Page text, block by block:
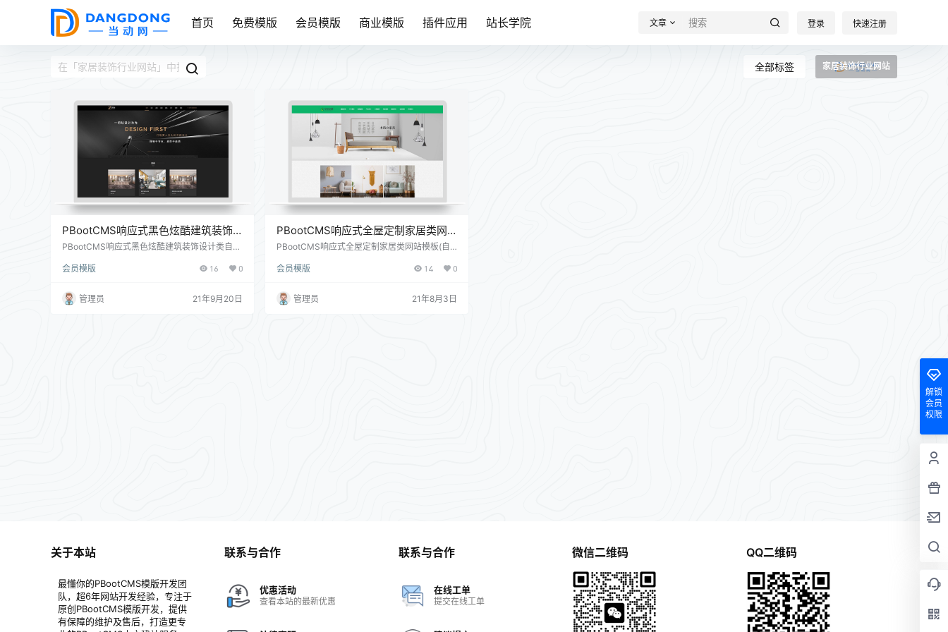
首页 免费模版 会员模版 商业模版 插件应用 站长学院 文章 登录 快速注册
全部标签 家居装饰行业网站
PBootCMS响应式黑色炫酷建筑装饰
设计类自适应模板源码
PBootCMS响应式黑色炫酷建筑装饰设计类自适
码精简无冗余。 SEO框架布局，栏目及文章页均
安装教程、入门教程、安全及备份教程。 后台直
接修改联系方式、传真、邮箱、地址等，修改更
会员模版 16 0
管理员 21年9月20日
PBootCMS响应式全屋定制家居类网
站模板(自适应手机端)-修复版
PBootCMS响应式全屋定制家居类网站模板(自
SS、代码精简无冗余。 SEO框架布局，栏目及
试数据、安装教程、入门教程、安全及备份教
程。 后台直接修改联系方式、传真、邮箱、地址
会员模版 14 0
管理员 21年8月3日
解锁
会员
权限
关于本站
最懂你的PBootCMS模版开发团
队，超6年网站开发经验，专注于
原创PBootCMS模版开发，提供
有保障的维护及售后，打造更专
联系与合作
优惠活动
查看本站的最新优惠
联系与合作
在线工单
提交在线工单
微信二维码 QQ二维码